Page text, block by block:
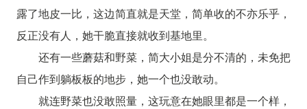
露了地皮一比，这边简直就是天堂，简单收的不亦乐乎，
反正没有人，她干脆直接就收到基地里。
还有一些蘑菇和野菜，简大小姐是分不清的，未免把
自己作到躺板板的地步，她一个也没敢动。
就连野菜也没敢照量，这玩意在她眼里都是一个样，